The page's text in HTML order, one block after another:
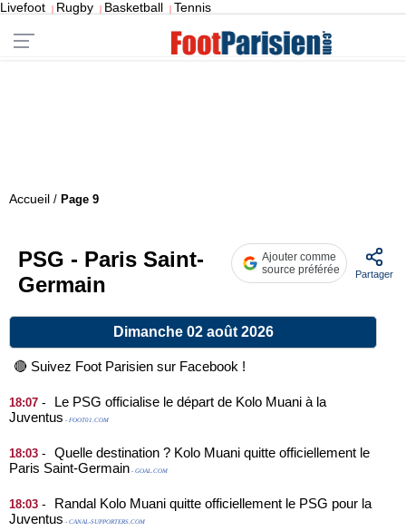
Livefoot | Rugby | Basketball | Tennis
Accueil / Page 9
PSG - Paris Saint-
Germain
Ajouter comme
source préférée
Partager
Dimanche 02 août 2026
🔴 Suivez Foot Parisien sur Facebook !
18:07 -
Le PSG officialise le départ de Kolo Muani à la
Juventus - FOOT01.COM
18:03 -
Quelle destination ? Kolo Muani quitte officiellement le
Paris Saint-Germain - GOAL.COM
18:03 -
Randal Kolo Muani quitte officiellement le PSG pour la
Juventus - CANAL-SUPPORTERS.COM